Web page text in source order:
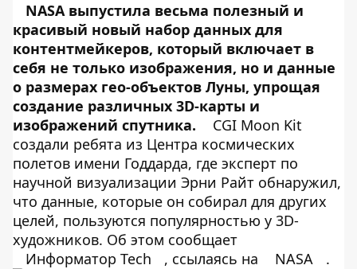
NASA выпустила весьма полезный и
красивый новый набор данных для
контентмейкеров, который включает в
себя не только изображения, но и данные
о размерах гео-объектов Луны, упрощая
создание различных 3D-карты и
изображений спутника.
CGI Moon Kit
создали ребята из Центра космических
полетов имени Годдарда, где эксперт по
научной визуализации Эрни Райт обнаружил,
что данные, которые он собирал для других
целей, пользуются популярностью у 3D-
художников. Об этом сообщает
Информатор Tech
, ссылаясь на NASA
.